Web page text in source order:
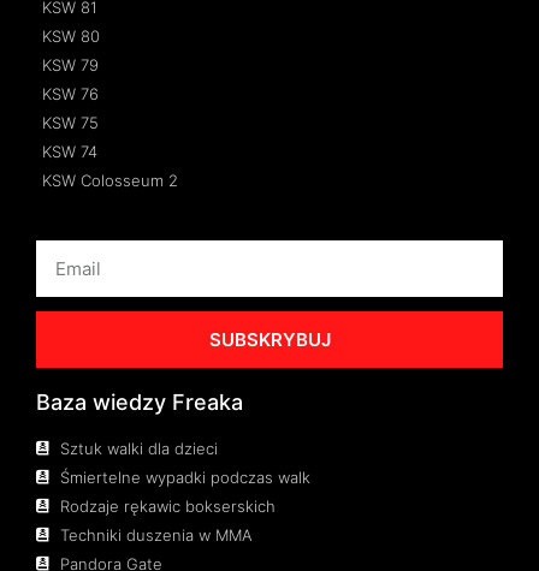
KSW 81
KSW 80
KSW 79
KSW 76
KSW 75
KSW 74
KSW Colosseum 2
SUBSKRYBUJ
Baza wiedzy Freaka
Sztuk walki dla dzieci
Śmiertelne wypadki podczas walk
Rodzaje rękawic bokserskich
Techniki duszenia w MMA
Pandora Gate